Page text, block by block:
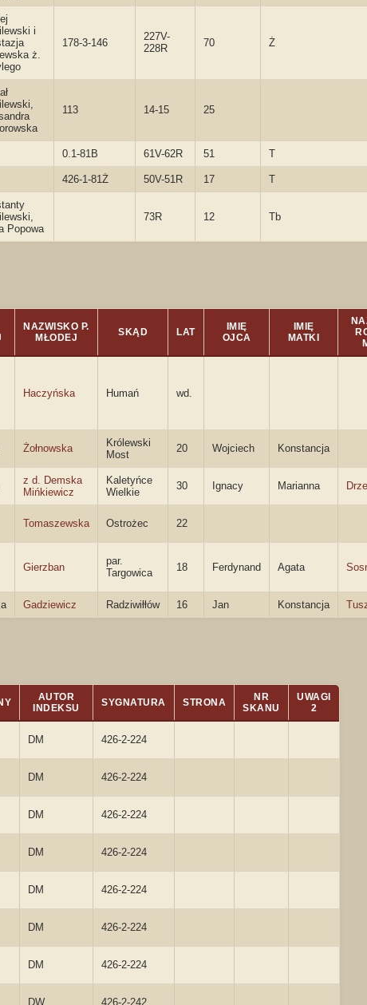
i
ż.
178-3-146
227V-
228R
70 Ż
113 14-15 25
0.1-81B 61V-62R 51 T
426-1-81Ż 50V-51R 17 T
Popowa
73R 12 Tb
NAZWISKO P.
MŁODEJ
SKĄD LAT
IMIĘ
OJCA
IMIĘ
MATKI
Haczyńska Humań wd.
Żołnowska
Królewski
Most
20 Wojciech Konstancja
z d. Demska
Mińkiewicz
Kaletyńce
Wielkie
30 Ignacy Marianna
Tomaszewska Ostrożec 22
Gierzban
par.
Targowica
18 Ferdynand Agata
Gadziewicz Radziwiłłów 16 Jan Konstancja
AUTOR
INDEKSU
SYGNATURA STRONA
NR
SKANU
UWAGI
2
DM 426-2-224
DM 426-2-224
DM 426-2-224
DM 426-2-224
DM 426-2-224
DM 426-2-224
DM 426-2-224
DW 426-2-242